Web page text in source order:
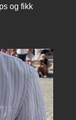
og fikk